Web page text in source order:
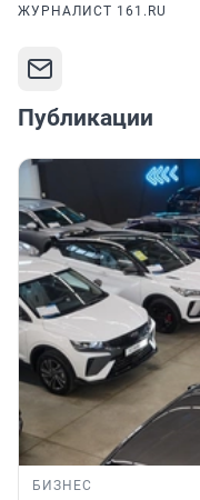
ЖУРНАЛИСТ 161.RU
Публикации
БИЗНЕС